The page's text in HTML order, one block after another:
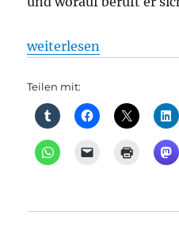
„Straßenbahn:
weiterlesen
Teilen mit: